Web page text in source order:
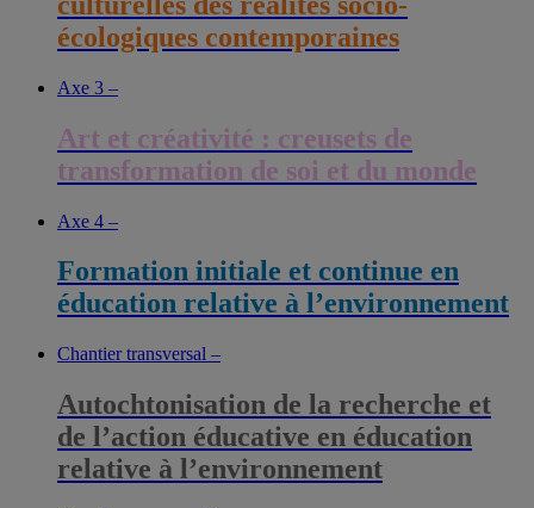
écologiques contemporaines
Axe 3 –
Art et créativité : creusets de
transformation de soi et du monde
Axe 4 –
Formation initiale et continue en
éducation relative à l’environnement
Chantier transversal –
Autochtonisation de la recherche et
de l’action éducative en éducation
relative à l’environnement